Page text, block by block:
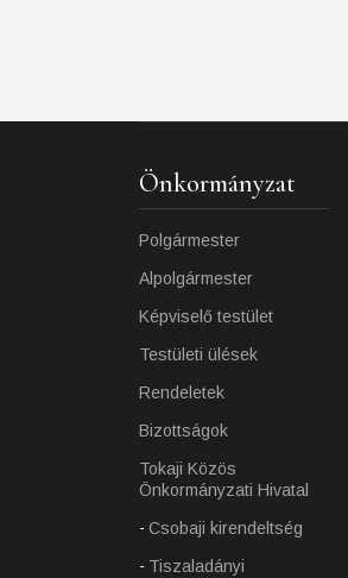
Önkormányzat
Polgármester
Alpolgármester
Képviselő testület
Testületi ülések
Rendeletek
Bizottságok
Tokaji Közös
Önkormányzati Hivatal
Csobaji kirendeltség
Tiszaladányi